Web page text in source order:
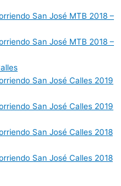
San José MTB 2018 –
San José MTB 2018 –
San José Calles 2019
San José Calles 2019
San José Calles 2018
San José Calles 2018